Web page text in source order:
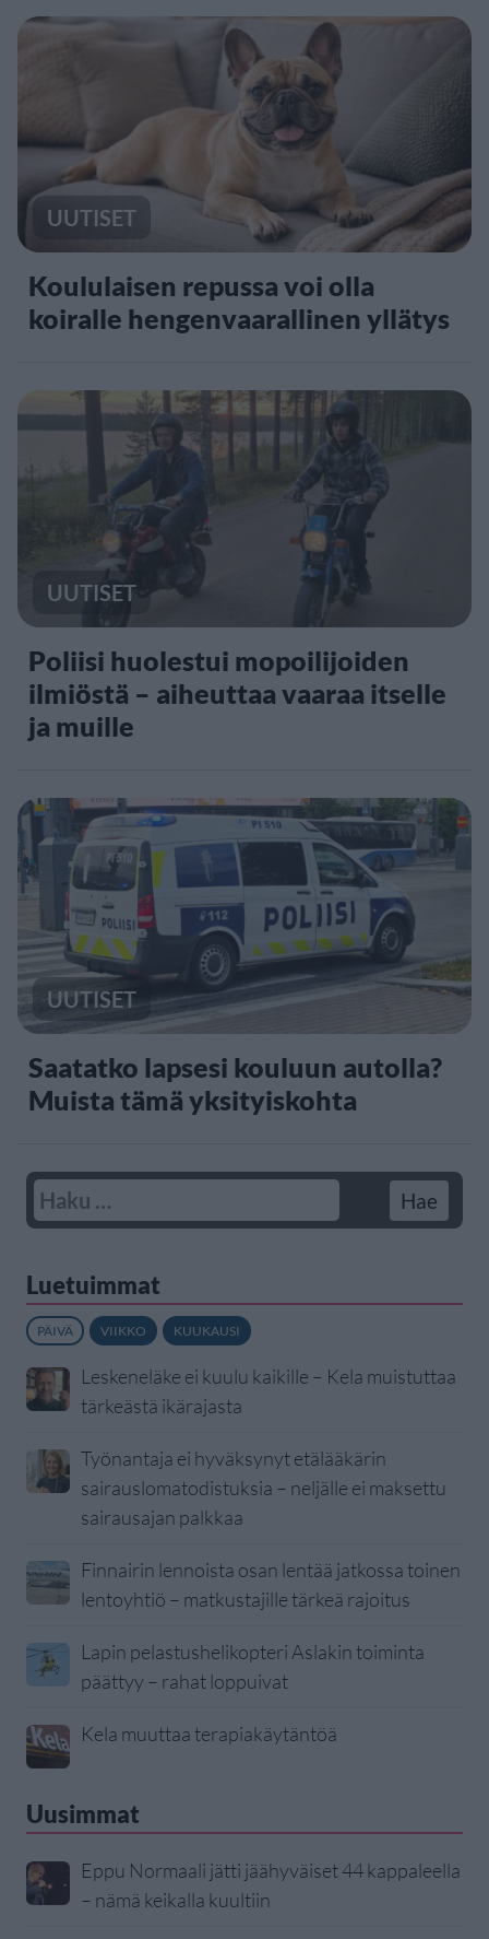
UUTISET
Koululaisen repussa voi olla
koiralle hengenvaarallinen yllätys
UUTISET
Poliisi huolestui mopoilijoiden
ilmiöstä – aiheuttaa vaaraa itselle
ja muille
UUTISET
Saatatko lapsesi kouluun autolla?
Muista tämä yksityiskohta
Luetuimmat
PÄIVÄ VIIKKO KUUKAUSI
Leskeneläke ei kuulu kaikille – Kela muistuttaa
tärkeästä ikärajasta
Työnantaja ei hyväksynyt etälääkärin
sairauslomatodistuksia – neljälle ei maksettu
sairausajan palkkaa
Finnairin lennoista osan lentää jatkossa toinen
lentoyhtiö – matkustajille tärkeä rajoitus
Lapin pelastushelikopteri Aslakin toiminta
päättyy – rahat loppuivat
Kela muuttaa terapiakäytäntöä
Uusimmat
Eppu Normaali jätti jäähyväiset 44 kappaleella
– nämä keikalla kuultiin